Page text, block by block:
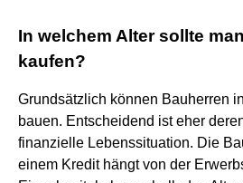
In welchem Alter sollte
kaufen?
Grundsätzlich können Bauherren
bauen. Entscheidend ist eher
finanzielle Lebenssituation. Die
einem Kredit hängt von der